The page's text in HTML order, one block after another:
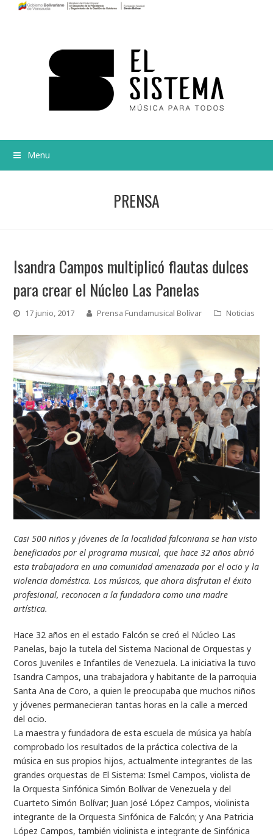
Menu
PRENSA
Isandra Campos multiplicó flautas dulces
para crear el Núcleo Las Panelas
17 junio, 2017 Prensa Fundamusical Bolívar Noticias
Casi 500 niños y jóvenes de la localidad falconiana se han visto
beneficiados por el programa musical, que hace 32 años abrió
esta trabajadora en una comunidad amenazada por el ocio y la
violencia doméstica. Los músicos, que ahora disfrutan el éxito
profesional, reconocen a la fundadora como una madre
artística.
Hace 32 años en el estado Falcón se creó el Núcleo Las
Panelas, bajo la tutela del Sistema Nacional de Orquestas y
Coros Juveniles e Infantiles de Venezuela. La iniciativa la tuvo
Isandra Campos, una trabajadora y habitante de la parroquia
Santa Ana de Coro, a quien le preocupaba que muchos niños
y jóvenes permanecieran tantas horas en la calle a merced
del ocio.
La maestra y fundadora de esta escuela de música ya había
comprobado los resultados de la práctica colectiva de la
música en sus propios hijos, actualmente integrantes de las
grandes orquestas de El Sistema: Ismel Campos, violista de
la Orquesta Sinfónica Simón Bolívar de Venezuela y del
Cuarteto Simón Bolívar; Juan José López Campos, violinista
integrante de la Orquesta Sinfónica de Falcón; y Ana Patricia
López Campos, también violinista e integrante de Sinfónica